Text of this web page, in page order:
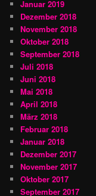
Januar 2019
Dezember 2018
November 2018
Oktober 2018
September 2018
Juli 2018
Juni 2018
Mai 2018
April 2018
März 2018
Februar 2018
Januar 2018
Dezember 2017
November 2017
Oktober 2017
September 2017